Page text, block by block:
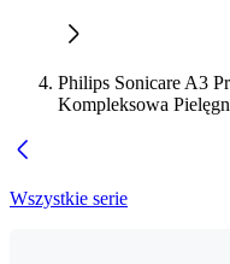
Philips Sonicare A3
Kompleksowa
Wszystkie serie